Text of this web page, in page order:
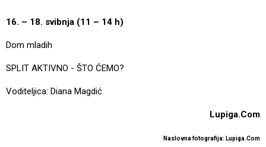
16. – 18. svibnja (11 – 14 h)
Dom mladih
SPLIT AKTIVNO - ŠTO ĆEMO?
Voditeljica: Diana Magdić
Lupiga.Com
Naslovna fotografija: Lupiga.Com